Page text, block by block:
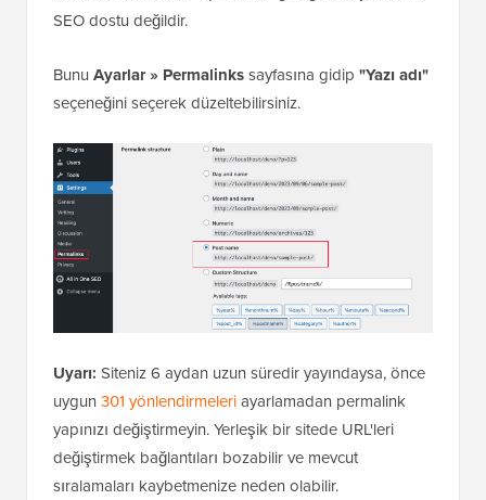
SEO dostu değildir.
Bunu Ayarlar » Permalinkssayfasına gidip "Yazı adı"
seçeneğini seçerek düzeltebilirsiniz.
Uyarı: Siteniz 6 aydan uzun süredir yayındaysa, önce
uygun 301 yönlendirmeleriayarlamadan permalink
yapınızı değiştirmeyin. Yerleşik bir sitede URL'leri
değiştirmek bağlantıları bozabilir ve mevcut
sıralamaları kaybetmenize neden olabilir.